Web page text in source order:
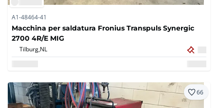
A1-48464-41
Macchina per saldatura Fronius Transpuls Synergic
2700 4R/E MIG
Tilburg,NL
66